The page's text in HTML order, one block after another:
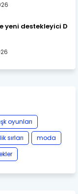
yeni destekleyici D
oyunları
sırları
moda